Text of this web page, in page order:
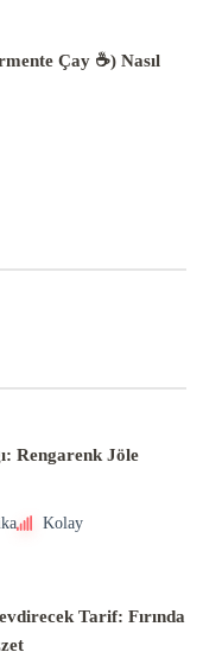
Çay ☕) Nasıl
Rengarenk Jöle
Kolay
Tarif: Fırında